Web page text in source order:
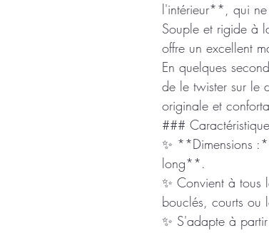
l'intérieur**, qui ne
Souple et rigide à
offre un excellent
En quelques
de le twister sur le
originale et
###
✨ **Dimensions
long**.
✨ Convient à tous
bouclés, courts ou
✨ S'adapte à